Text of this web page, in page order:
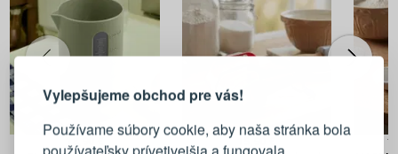
Vylepšujeme obchod pre vás!
Používame súbory cookie, aby naša stránka bola
18,90 € 15,90 €
PRIHLÁSENIE REGISTRÁCIA
Prihláste sa k svojmu účtu